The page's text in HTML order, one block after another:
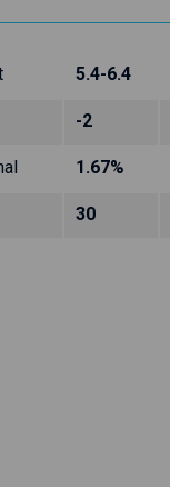
5.4-6.4
-2
1.67%
30